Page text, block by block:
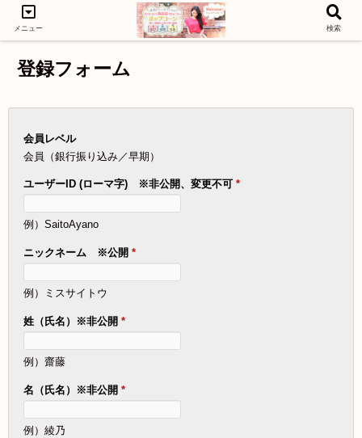
登録フォーム
会員レベル
会員（銀行振り込み／早期）
ユーザーID (ローマ字) ※非公開、変更不可 *
例）SaitoAyano
ニックネーム ※公開 *
例）ミスサイトウ
姓（氏名）※非公開 *
例）齋藤
名（氏名）※非公開 *
例）綾乃
メニュー 検索